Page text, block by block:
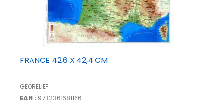
FRANCE 42,6 X 42,4 CM
GEORELIEF
EAN : 9782361681166